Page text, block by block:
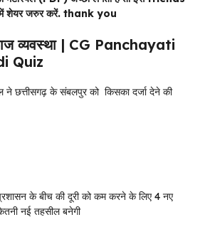
शेयर जरुर करें. thank you
व्यवस्था | CG Panchayati
Quiz
ने छत्तीसगढ़ के संबलपुर को किसका दर्जा देने की
के बीच की दूरी को कम करने के लिए 4 नए
नई तहसील बनेगी